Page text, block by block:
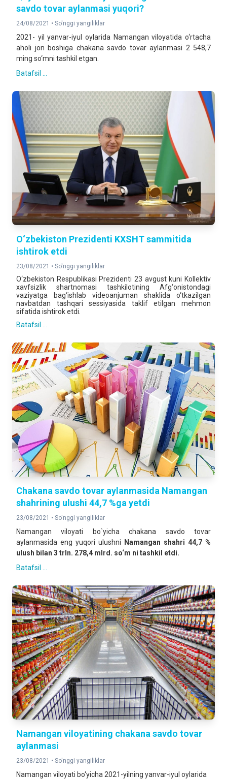
savdo tovar aylanmasi yuqori?
24/08/2021 • So'nggi yangiliklar
2021- yil yanvar-iyul oylarida Namangan viloyatida o‘rtacha
aholi jon boshiga chakana savdo tovar aylanmasi 2 548,7
ming so‘mni tashkil etgan.
Batafsil ...
O‘zbekiston Prezidenti KXSHT sammitida
ishtirok etdi
23/08/2021 • So'nggi yangiliklar
O‘zbekiston Respublikasi Prezidenti 23 avgust kuni Kollektiv
xavfsizlik shartnomasi tashkilotining Afg‘onistondagi
vaziyatga bag‘ishlab videoanjuman shaklida o‘tkazilgan
navbatdan tashqari sessiyasida taklif etilgan mehmon
sifatida ishtirok etdi.
Batafsil ...
Chakana savdo tovar aylanmasida Namangan
shahrining ulushi 44,7 %ga yetdi
23/08/2021 • So'nggi yangiliklar
Namangan viloyati bo`yicha chakana savdo tovar
aylanmasida eng yuqori ulushni
Namangan shahri 44,7 %
ulush bilan 3 trln. 278,4 mlrd. so‘m ni tashkil etdi.
Batafsil ...
Namangan viloyatining chakana savdo tovar
aylanmasi
23/08/2021 • So'nggi yangiliklar
Namangan viloyati bo‘yicha 2021-yilning yanvar-iyul oylarida